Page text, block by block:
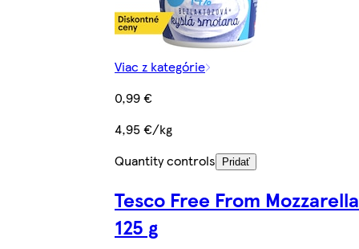
Viac z kategórie
0,99 €
4,95 €/kg
Quantity controls
Pridať
Tesco Free From Mozzarella
125 g